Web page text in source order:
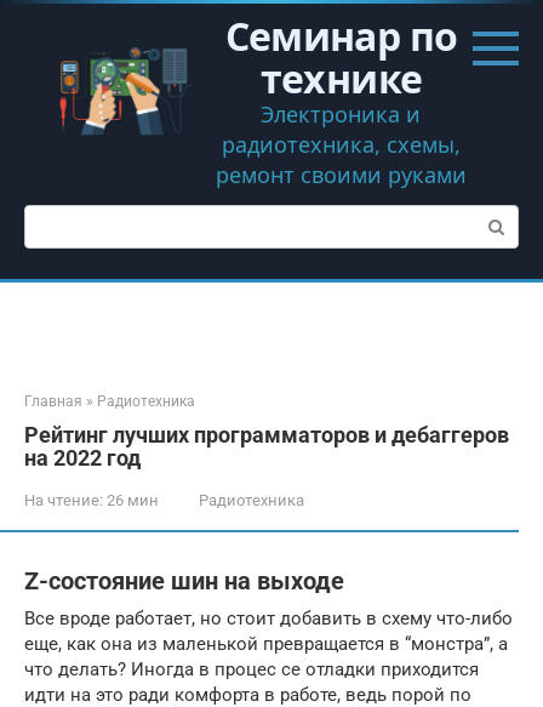
Перейти
контенту
Семинар по
технике
Электроника и
радиотехника, схемы,
ремонт своими руками
Поиск:
Главная » Радиотехника
Рейтинг лучших программаторов и дебаггеров
на 2022 год
На чтение: 26 мин Радиотехника
Z-состояние шин на выходе
Все вроде работает, но стоит добавить в схему что-либо
еще, как она из маленькой превращается в “монстра”, а
что делать? Иногда в процес се отладки приходится
идти на это ради комфорта в работе, ведь порой по